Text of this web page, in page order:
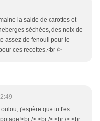
la salde de carottes et
séchées, des noix de
assez de fenouil pour le
ces recettes.<br />
j'espère que tu t'es
/> <br /> <br /> <br